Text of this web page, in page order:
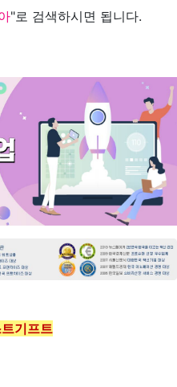
"로 검색하시면 됩니다.
기프트